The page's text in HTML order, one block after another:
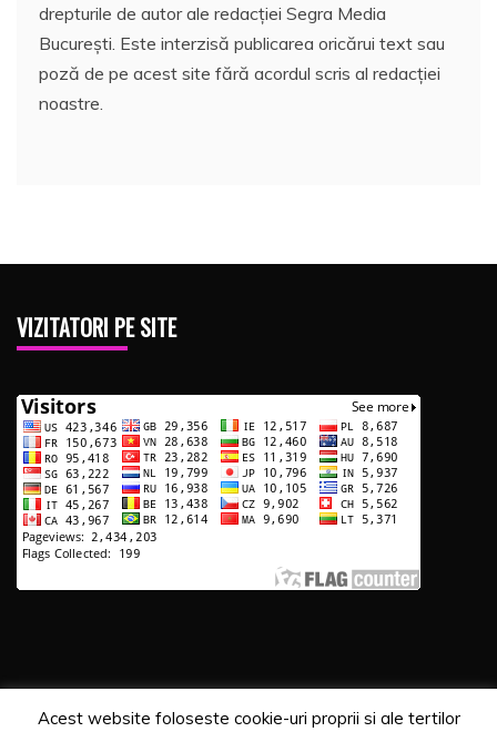
drepturile de autor ale redacției Segra Media
București. Este interzisă publicarea oricărui text sau
poză de pe acest site fără acordul scris al redacției
noastre.
VIZITATORI PE SITE
Acest website foloseste cookie-uri proprii si ale tertilor